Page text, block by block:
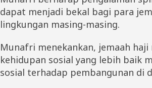
dapat menjadi bekal bagi para
lingkungan masing-masing.
Munafri menekankan, jemaah
kehidupan sosial yang lebih baik
sosial terhadap pembangunan di